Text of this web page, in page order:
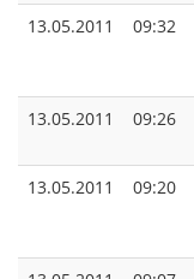
13.05.2011
09:32
13.05.2011
09:26
13.05.2011
09:20